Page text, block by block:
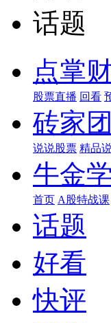
话题
点掌
股票直播 回看
砖家团
说说股票 精品
牛金
首页 A股特战课
话题
好看
快评